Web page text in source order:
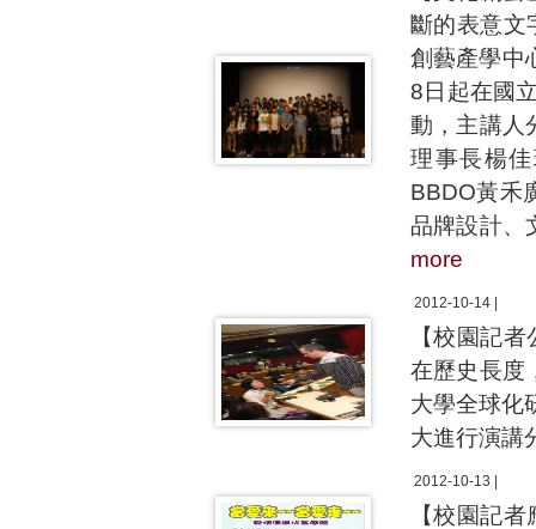
斷的表意文
創藝產學中
8日起在國
動，主講人
理事長楊
BBDO黃禾
品牌設計、
more
2012-10-14 |
【校園記
在歷史長度
大學全球化
大進行演講
2012-10-13 |
【校園記